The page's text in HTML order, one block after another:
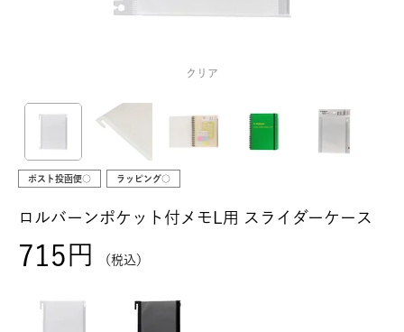
クリア
ポスト投函便○ ラッピング○
ロルバーンポケット付メモL用 スライダーケース
715 税込